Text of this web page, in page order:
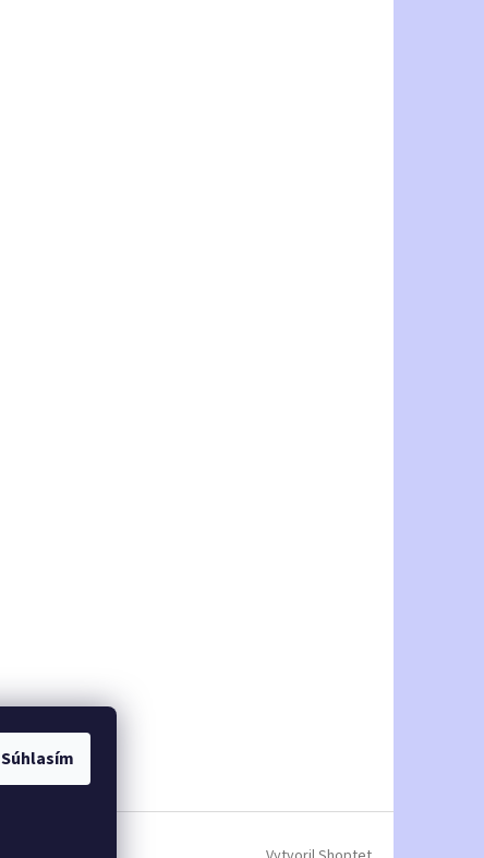
Súhlasím